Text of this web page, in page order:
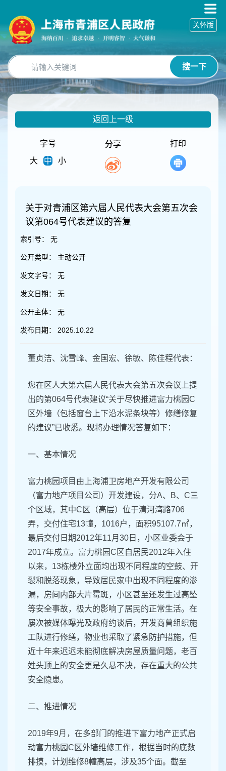
碍
操
明
跳
转
到
网
搜一下
关怀版
返回上一级
字号
大
中 小
分享 打印
关于对青浦区第六届人民代表大会第五次会
议第064号代表建议的答复
索引号： 无
公开类型： 主动公开
发文字号： 无
发文日期： 无
公开主体： 无
发布日期： 2025.10.22
董贞洁、沈雪峰、金国宏、徐敏、陈佳程代表：
您在区人大第六届人民代表大会第五次会议上提
出的第064号代表建议“关于尽快推进富力桃园C
区外墙（包括窗台上下沿水泥条块等）修缮修复
的建议”已收悉。现将办理情况答复如下：
一、基本情况
富力桃园项目由上海浦卫房地产开发有限公司
（富力地产项目公司）开发建设，分A、B、C三
个区域，其中C区（高层）位于清河湾路706
弄，交付住宅13幢，1016户，面积95107.7㎡，
最后交付日期2012年11月30日，小区业委会于
2017年成立。富力桃园C区自居民2012年入住
以来，13栋楼外立面均出现不同程度的空鼓、开
裂和脱落现象，导致居民家中出现不同程度的渗
漏，房间内部大片霉斑，小区甚至还发生过高坠
等安全事故，极大的影响了居民的正常生活。在
屡次被媒体曝光及政府约谈后，开发商曾组织施
工队进行修缮，物业也采取了紧急防护措施，但
近十年来迟迟未能彻底解决房屋质量问题，老百
姓头顶上的安全更是久悬不决，存在重大的公共
安全隐患。
二、推进情况
2019年9月，在多部门的推进下富力地产正式启
动富力桃园C区外墙维修工作，根据当时的底数
排摸，计划维修8幢高层，涉及35个面。截至